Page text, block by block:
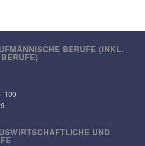
BERUFE (INKL.
UND